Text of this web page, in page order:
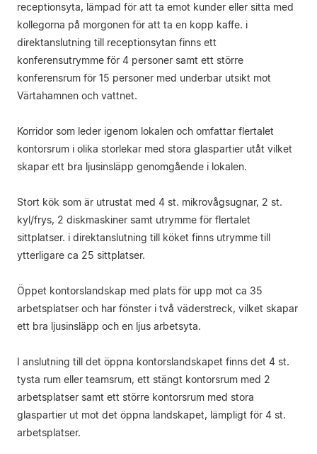
receptionsyta, lämpad för att ta emot kunder eller sitta med
kollegorna på morgonen för att ta en kopp kaffe. i
direktanslutning till receptionsytan finns ett
konferensutrymme för 4 personer samt ett större
konferensrum för 15 personer med underbar utsikt mot
Värtahamnen och vattnet.
Korridor som leder igenom lokalen och omfattar flertalet
kontorsrum i olika storlekar med stora glaspartier utåt vilket
skapar ett bra ljusinsläpp genomgående i lokalen.
Stort kök som är utrustat med 4 st. mikrovågsugnar, 2 st.
kyl/frys, 2 diskmaskiner samt utrymme för flertalet
sittplatser. i direktanslutning till köket finns utrymme till
ytterligare ca 25 sittplatser.
Öppet kontorslandskap med plats för upp mot ca 35
arbetsplatser och har fönster i två väderstreck, vilket skapar
ett bra ljusinsläpp och en ljus arbetsyta.
I anslutning till det öppna kontorslandskapet finns det 4 st.
tysta rum eller teamsrum, ett stängt kontorsrum med 2
arbetsplatser samt ett större kontorsrum med stora
glaspartier ut mot det öppna landskapet, lämpligt för 4 st.
arbetsplatser.